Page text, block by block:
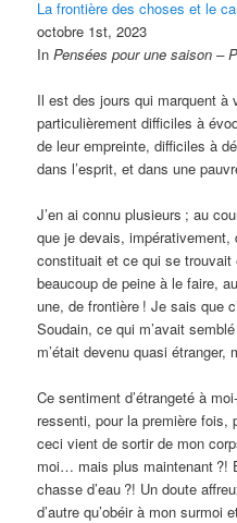
La frontière des choses et le
octobre 1st, 2023
InPensées pour une saison –
Il est des jours qui marquent à
particulièrement difficiles à
de leur empreinte, difficiles à
dans l’esprit, et dans une
J’en ai connu plusieurs ; au
que je devais,
constituait et ce qui se trouvait
beaucoup de peine à le faire,
une, de frontière ! Je sais que
Soudain, ce qui m’avait
m’était devenu quasi étranger,
Ce sentiment d’étrangeté à
ressenti, pour la première fois,
ceci vient de sortir de mon
moi… mais plus maintenant ?!
chasse d’eau ?! Un doute
d’autre qu’obéir à mon surmoi